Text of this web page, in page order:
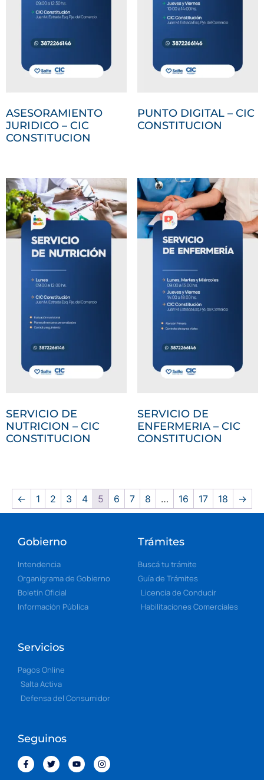
ASESORAMIENTO
JURIDICO – CIC
CONSTITUCION
PUNTO DIGITAL – CIC
CONSTITUCION
SERVICIO DE
NUTRICION – CIC
CONSTITUCION
SERVICIO DE
ENFERMERIA – CIC
CONSTITUCION
← 1 2 3 4 5 6 7 8 … 16 17 18 →
Gobierno
Intendencia
Organigrama de Gobierno
Boletín Oficial
Información Pública
Trámites
Buscá tu trámite
Guía de Trámites
Licencia de Conducir
Habilitaciones Comerciales
Servicios
Pagos Online
Salta Activa
Defensa del Consumidor
Seguinos